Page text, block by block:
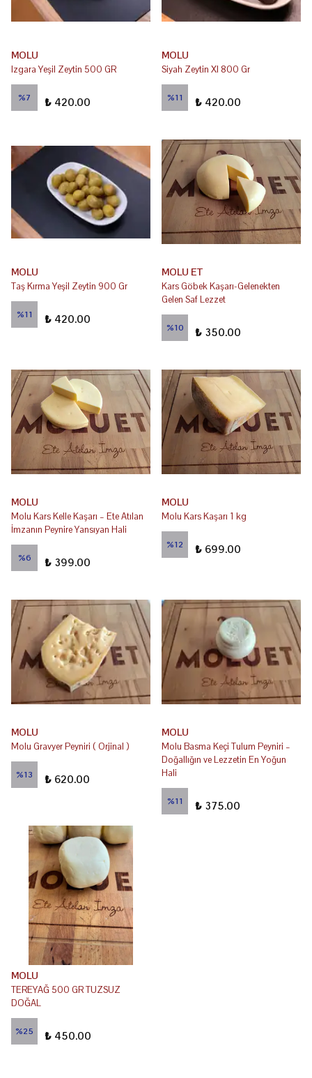
MOLU
Izgara Yeşil Zeytin 500 GR
%7 ₺ 420.00
MOLU
Siyah Zeytin Xl 800 Gr
%11 ₺ 420.00
MOLU
Taş Kırma Yeşil Zeytin 900 Gr
%11 ₺ 420.00
MOLU ET
Kars Göbek Kaşarı-Gelenekten
Gelen Saf Lezzet
%10 ₺ 350.00
MOLU
Molu Kars Kelle Kaşarı – Ete Atılan
İmzanın Peynire Yansıyan Hali
%6 ₺ 399.00
MOLU
Molu Kars Kaşarı 1 kg
%12 ₺ 699.00
MOLU
Molu Gravyer Peyniri ( Orjinal )
%13 ₺ 620.00
MOLU
Molu Basma Keçi Tulum Peyniri –
Doğallığın ve Lezzetin En Yoğun
Hali
%11 ₺ 375.00
MOLU
TEREYAĞ 500 GR TUZSUZ
DOĞAL
%25 ₺ 450.00